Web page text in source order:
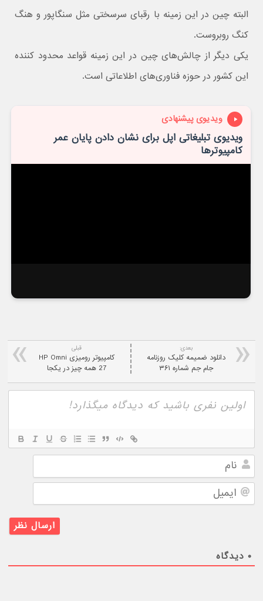
البته چین در این زمینه با رقبای سرسختی مثل سنگاپور و هنگ
کنگ روبروست.
یکی دیگر از چالش‌های چین در این زمینه قواعد محدود کننده
این کشور در حوزه فناوری‌های اطلاعاتی است.
ویدیوی پیشنهادی
ویدیوی تبلیغاتی اپل برای نشان دادن پایان عمر
کامپیوترها
قبلی
کامپیوتر رومیزی HP Omni
27 همه چیز در یکجا
بعدی:
دانلود ضمیمه کلیک روزنامه
جام جم شماره ۳۶۱
نام
ایمیل
۰ دیدگاه